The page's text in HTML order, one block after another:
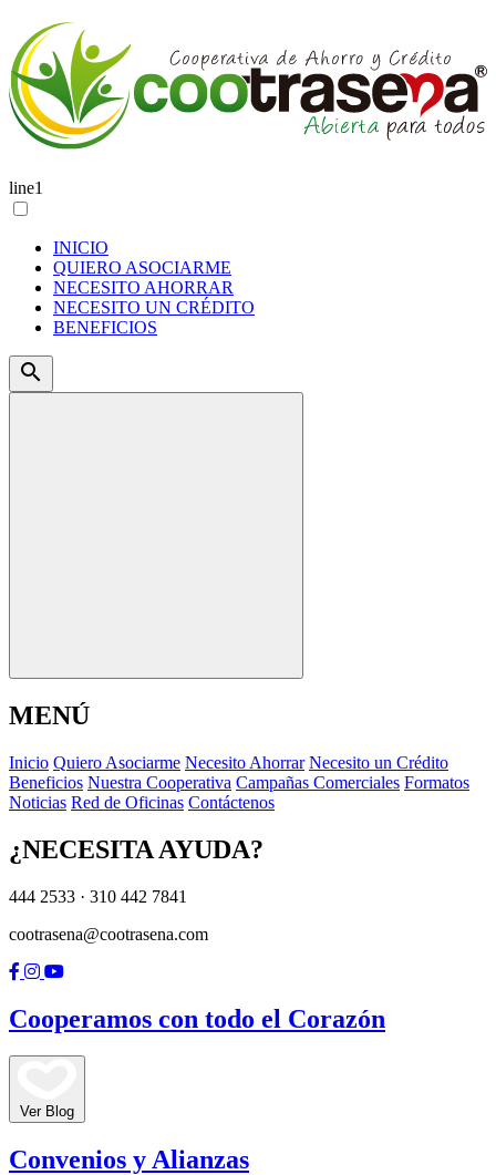
line1
INICIO
QUIERO ASOCIARME
NECESITO AHORRAR
NECESITO UN CRÉDITO
BENEFICIOS
search
MENÚ
Inicio Quiero Asociarme Necesito Ahorrar Necesito un Crédito
Beneficios Nuestra Cooperativa Campañas Comerciales Formatos
Noticias Red de Oficinas Contáctenos
¿NECESITA AYUDA?
444 2533 · 310 442 7841
cootrasena@cootrasena.com
Cooperamos con todo el Corazón
Ver Blog
Convenios y Alianzas